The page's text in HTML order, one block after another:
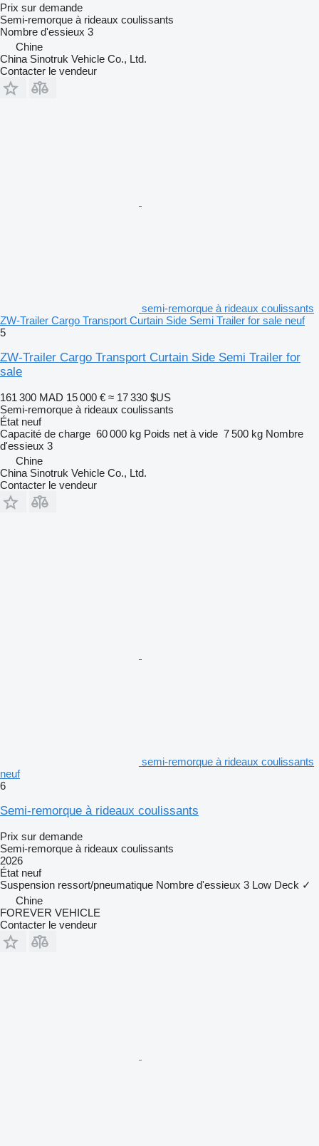
Prix sur demande
Semi-remorque à rideaux coulissants
Nombre d'essieux 3
Chine
China Sinotruk Vehicle Co., Ltd.
Contacter le vendeur
semi-remorque à rideaux coulissants
ZW-Trailer Cargo Transport Curtain Side Semi Trailer for sale neuf
5
ZW-Trailer Cargo Transport Curtain Side Semi Trailer for
sale
161 300 MAD 15 000 € ≈ 17 330 $US
Semi-remorque à rideaux coulissants
État neuf
Capacité de charge 60 000 kg Poids net à vide 7 500 kg Nombre
d'essieux 3
Chine
China Sinotruk Vehicle Co., Ltd.
Contacter le vendeur
semi-remorque à rideaux coulissants
neuf
6
Semi-remorque à rideaux coulissants
Prix sur demande
Semi-remorque à rideaux coulissants
2026
État neuf
Suspension ressort/pneumatique Nombre d'essieux 3 Low Deck ✓
Chine
FOREVER VEHICLE
Contacter le vendeur